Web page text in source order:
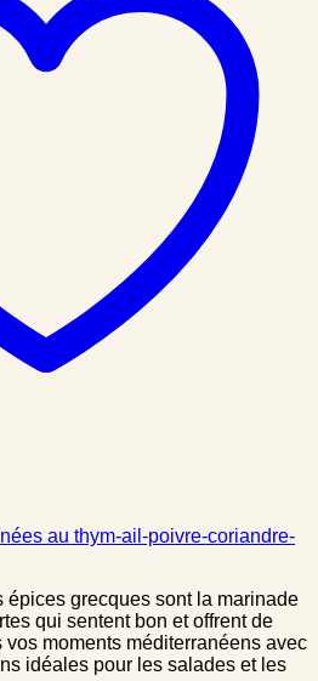
au thym-ail-poivre-coriandre-
épices grecques sont la marinade
qui sentent bon et offrent de
moments méditerranéens avec
idéales pour les salades et les